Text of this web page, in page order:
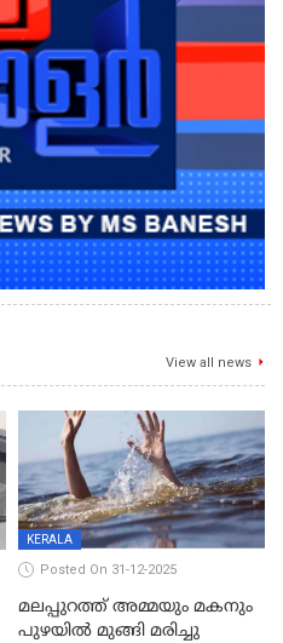
View all news
KERALA
Posted On 31-12-2025
മലപ്പുറത്ത് അമ്മയും മകനും
പുഴയിൽ മുങ്ങി മരിച്ചു